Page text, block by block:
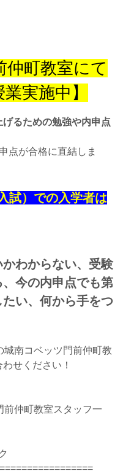
仲町教室にて
実施中】
げるための勉強や内申点
点が合格に直結しま
試）での入学者は
わからない、受験
今の内申点でも第
い、何から手をつ
南コベッツ門前仲町教
せください！
前仲町教室スタッフ一